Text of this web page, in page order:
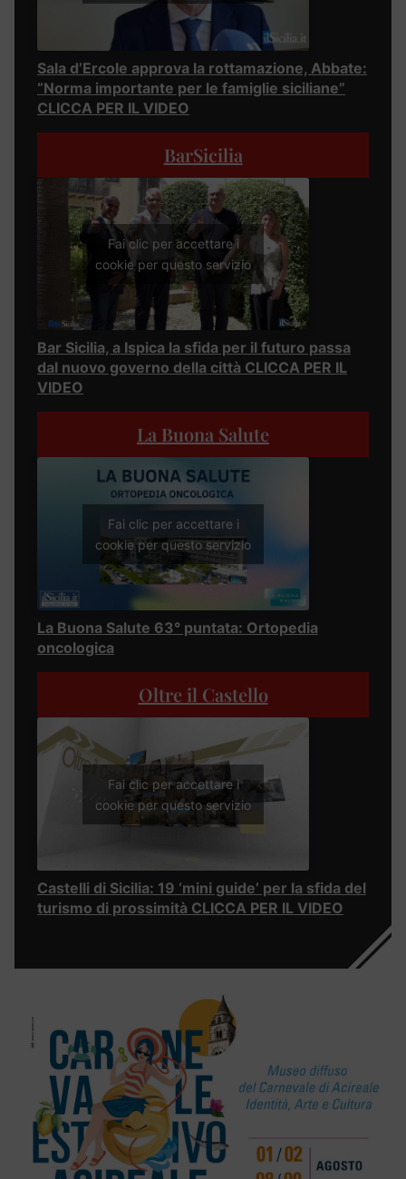
Sala d’Ercole approva la rottamazione, Abbate:
“Norma importante per le famiglie siciliane”
CLICCA PER IL VIDEO
BarSicilia
Fai clic per accettare i
cookie per questo servizio
Bar Sicilia, a Ispica la sfida per il futuro passa
dal nuovo governo della città CLICCA PER IL
VIDEO
La Buona Salute
Fai clic per accettare i
cookie per questo servizio
La Buona Salute 63° puntata: Ortopedia
oncologica
Oltre il Castello
Fai clic per accettare i
cookie per questo servizio
Castelli di Sicilia: 19 ‘mini guide’ per la sfida del
turismo di prossimità CLICCA PER IL VIDEO